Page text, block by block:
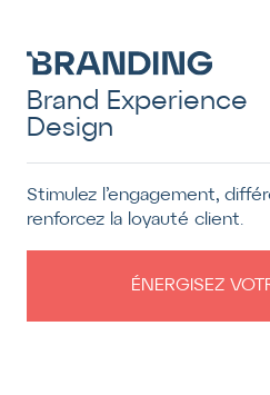
Brand Experience
Design
Stimulez l’engagement,
renforcez la loyauté client.
ÉNERGISEZ